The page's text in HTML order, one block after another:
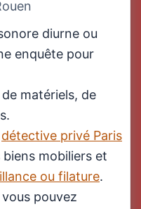
diurne ou
enquête pour
matériels, de
détective privé Paris
mobiliers et
ou filature.
pouvez